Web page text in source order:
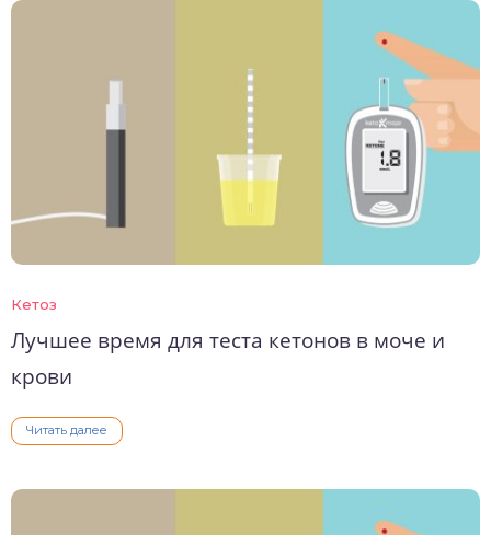
Кетоз
Лучшее время для теста кетонов в моче и
крови
Читать далее